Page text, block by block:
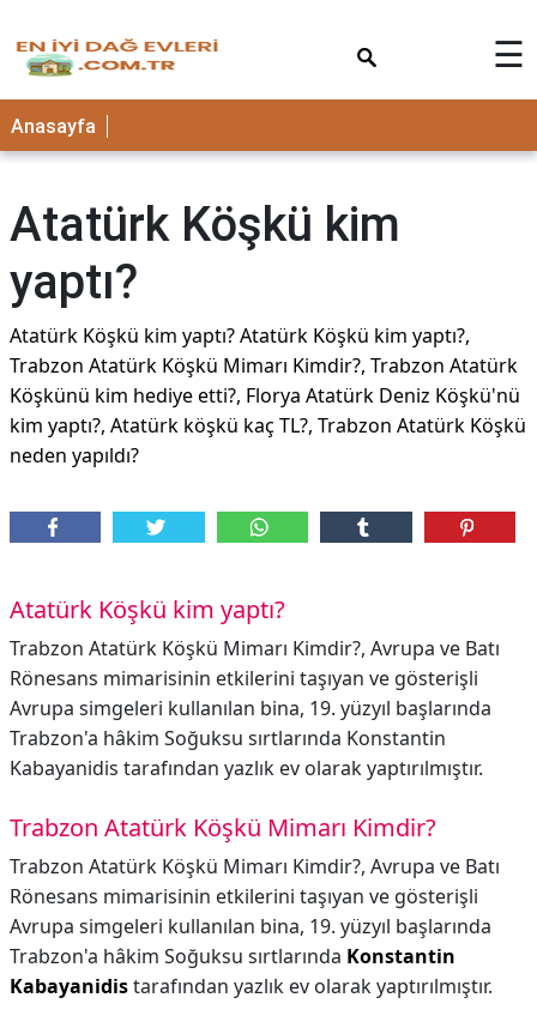
☰
Anasayfa
Atatürk Köşkü kim
yaptı?
Atatürk Köşkü kim yaptı? Atatürk Köşkü kim yaptı?,
Trabzon Atatürk Köşkü Mimarı Kimdir?, Trabzon Atatürk
Köşkünü kim hediye etti?, Florya Atatürk Deniz Köşkü'nü
kim yaptı?, Atatürk köşkü kaç TL?, Trabzon Atatürk Köşkü
neden yapıldı?
Atatürk Köşkü kim yaptı?
Trabzon Atatürk Köşkü Mimarı Kimdir?, Avrupa ve Batı
Rönesans mimarisinin etkilerini taşıyan ve gösterişli
Avrupa simgeleri kullanılan bina, 19. yüzyıl başlarında
Trabzon'a hâkim Soğuksu sırtlarında Konstantin
Kabayanidis tarafından yazlık ev olarak yaptırılmıştır.
Trabzon Atatürk Köşkü Mimarı Kimdir?
Trabzon Atatürk Köşkü Mimarı Kimdir?, Avrupa ve Batı
Rönesans mimarisinin etkilerini taşıyan ve gösterişli
Avrupa simgeleri kullanılan bina, 19. yüzyıl başlarında
Trabzon'a hâkim Soğuksu sırtlarında Konstantin
Kabayanidistarafından yazlık ev olarak yaptırılmıştır.